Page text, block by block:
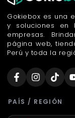
Gokiebox es una
y soluciones en
empresas.
página web,
Perú y toda la
PAÍS / REGIÓN